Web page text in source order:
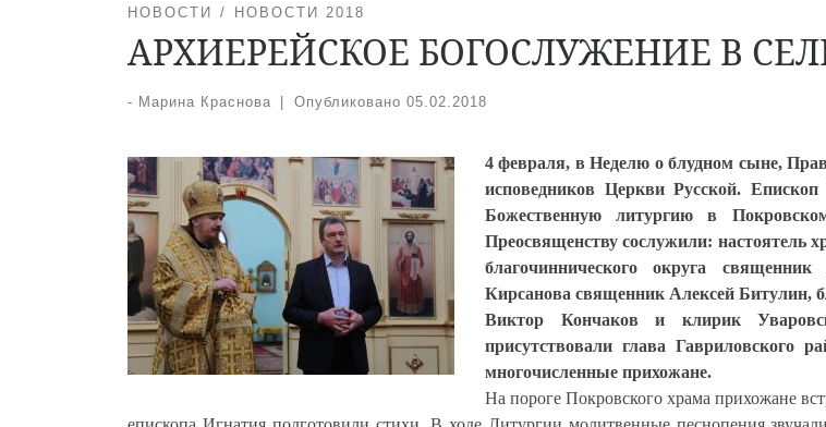
НОВОСТИ НОВОСТИ 2018
АРХИЕРЕЙСКОЕ БОГОСЛУЖЕНИЕ В
- Марина Краснова Опубликовано 05.02.2018
4 февраля, в Неделю о блудном сыне,
исповедников Церкви Русской.
Божественную литургию в
Преосвященству сослужили: настоятель
благочиннического округа
Кирсанова священник Алексей Битулин,
Виктор Кончаков и клирик
присутствовали глава
многочисленные прихожане.
На пороге Покровского храма прихожане